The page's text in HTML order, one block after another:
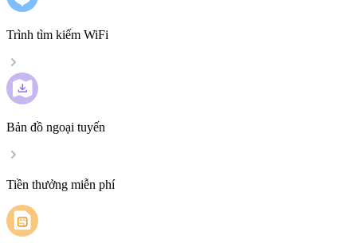
Trình tìm kiếm WiFi
Bản đồ ngoại tuyến
Tiền thưởng miễn phí